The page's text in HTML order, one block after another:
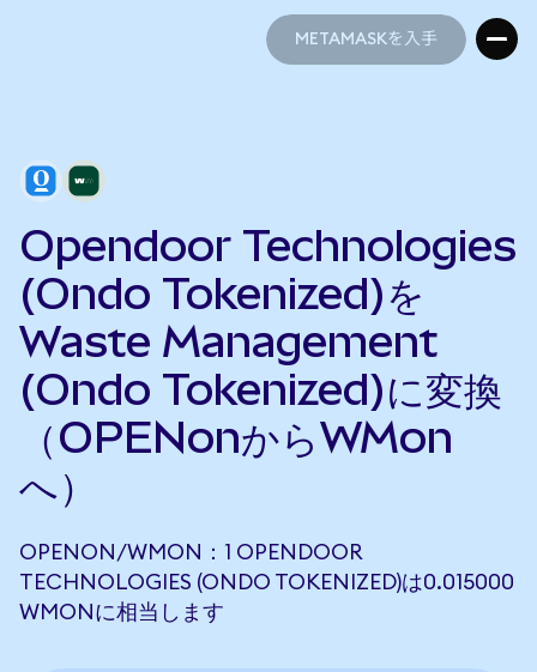
METAMASKを入手
Opendoor Technologies
(Ondo Tokenized)を
Waste Management
(Ondo Tokenized)に変換
（OPENonからWMon
へ）
OPENON/WMON：1 OPENDOOR
TECHNOLOGIES (ONDO TOKENIZED)は0.015000
WMONに相当します